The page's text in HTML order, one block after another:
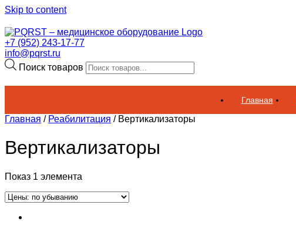
Skip to content
+7 (952) 243-17-77
info@pqrst.ru
Поиск товаров
Главная
Главная / Реабилитация / Вертикализаторы
Вертикализаторы
Показ 1 элемента